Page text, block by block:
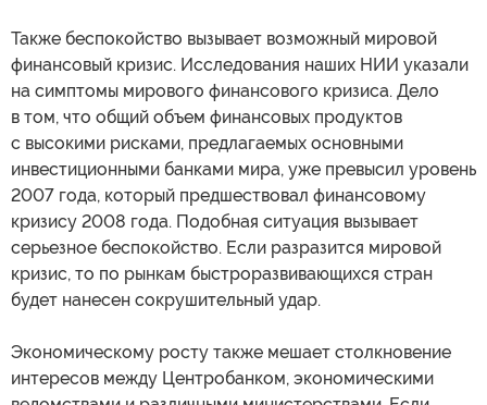
Также беспокойство вызывает возможный мировой
финансовый кризис. Исследования наших НИИ указали
на симптомы мирового финансового кризиса. Дело
в том, что общий объем финансовых продуктов
с высокими рисками, предлагаемых основными
инвестиционными банками мира, уже превысил уровень
2007 года, который предшествовал финансовому
кризису 2008 года. Подобная ситуация вызывает
серьезное беспокойство. Если разразится мировой
кризис, то по рынкам быстроразвивающихся стран
будет нанесен сокрушительный удар.
Экономическому росту также мешает столкновение
интересов между Центробанком, экономическими